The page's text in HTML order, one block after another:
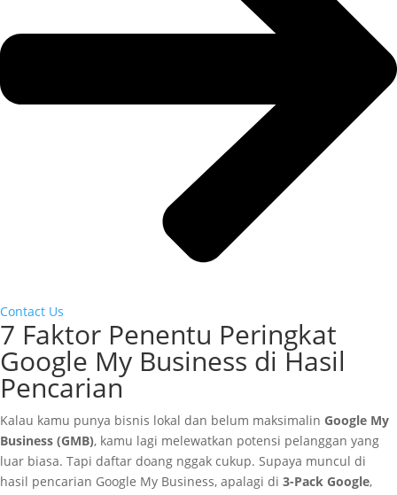
Contact Us
7 Faktor Penentu Peringkat
Google My Business di Hasil
Pencarian
Kalau kamu punya bisnis lokal dan belum maksimalin Google My
Business (GMB), kamu lagi melewatkan potensi pelanggan yang
luar biasa. Tapi daftar doang nggak cukup. Supaya muncul di
hasil pencarian Google My Business, apalagi di 3-Pack Google,